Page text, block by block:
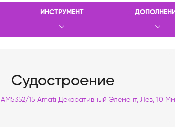
ИНСТРУМЕНТ
Судостроение
AM5352/15 Amati Декоративный Элемент, Лев, 10